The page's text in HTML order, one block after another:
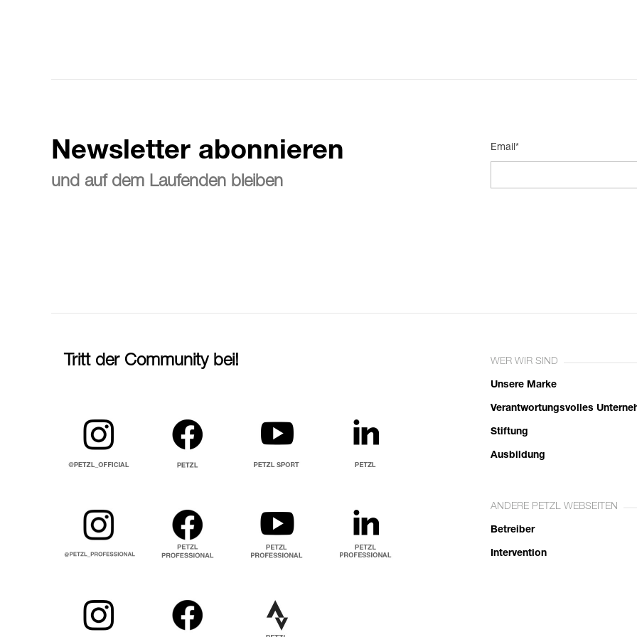
Newsletter abonnieren
und auf dem Laufenden bleiben
Email*
Tritt der Community bei! WER WIR SIND
Unsere Marke
Verantwortungsvolles
Stiftung
Ausbildung
ANDERE PETZL WEBSEITEN
Betreiber
Intervention